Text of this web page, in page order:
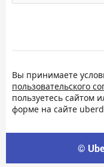
Вы принимаете
пользовательского
пользуетесь сайтом
форме на сайте
©